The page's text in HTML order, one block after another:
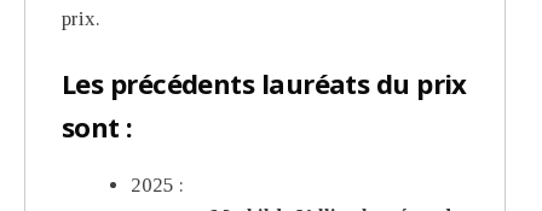
prix.
Les précédents lauréats du prix
sont :
2025 :